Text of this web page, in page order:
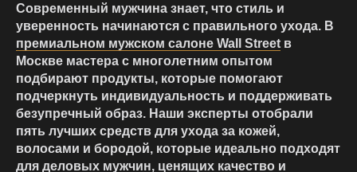
Современный мужчина знает, что стиль и
уверенность начинаются с правильного ухода. В
премиальном мужском салоне Wall Street в
Москве мастера с многолетним опытом
подбирают продукты, которые помогают
подчеркнуть индивидуальность и поддерживать
безупречный образ. Наши эксперты отобрали
пять лучших средств для ухода за кожей,
волосами и бородой, которые идеально подходят
для деловых мужчин, ценящих качество и